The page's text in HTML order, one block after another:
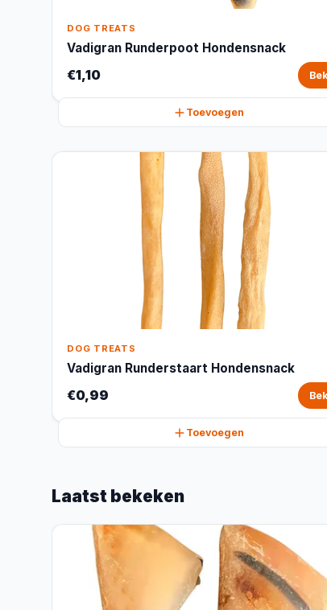
DOG TREATS
Vadigran Runderpoot Hondensnack
€1,10
Toevoegen
DOG TREATS
Vadigran Runderstaart Hondensnack
€0,99
Toevoegen
Laatst bekeken